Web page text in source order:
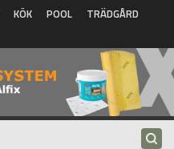
KÖK POOL
TRÄDGÅRD